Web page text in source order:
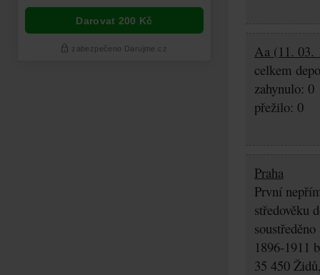
Aa (11. 03.
celkem
zahynulo: 0
přežilo: 0
Praha
První
středověku
1896-1911
35 450